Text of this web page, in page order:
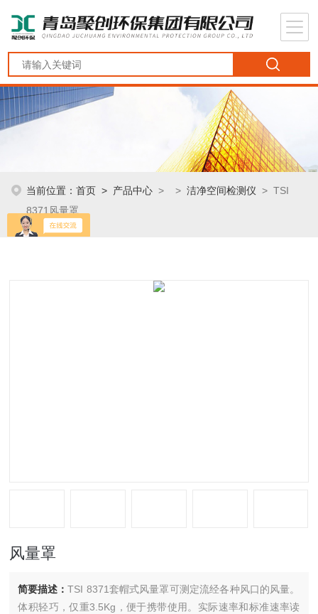
当前位置：首页 > 产品中心 > >洁净空间检测仪 > TSI
8371风量罩
风量罩
简要描述：TSI 8371套帽式风量罩可测定流经各种风口的风量。
体积轻巧，仅重3.5Kg，便于携带使用。实际速率和标准速率读